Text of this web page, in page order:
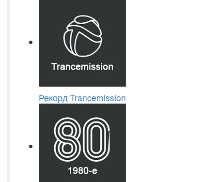
Рекорд Trancemission